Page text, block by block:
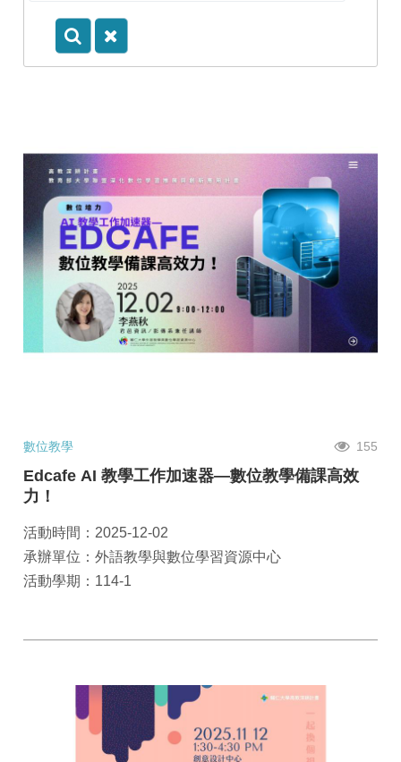
數位教學 155
Edcafe AI 教學工作加速器—數位教學備課高效
力！
活動時間：2025-12-02
承辦單位：外語教學與數位學習資源中心
活動學期：114-1